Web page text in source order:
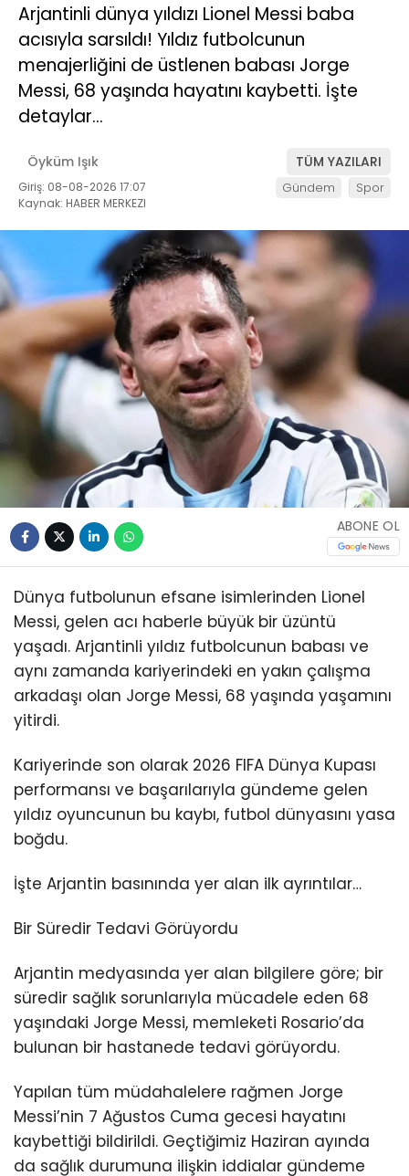
Arjantinli dünya yıldızı Lionel Messi baba
acısıyla sarsıldı! Yıldız futbolcunun
menajerliğini de üstlenen babası Jorge
Messi, 68 yaşında hayatını kaybetti. İşte
detaylar…
Öyküm Işık TÜM YAZILARI
Giriş: 08-08-2026 17:07
Kaynak: HABER MERKEZI
Gündem Spor
ABONE OL
Dünya futbolunun efsane isimlerinden Lionel
Messi, gelen acı haberle büyük bir üzüntü
yaşadı. Arjantinli yıldız futbolcunun babası ve
aynı zamanda kariyerindeki en yakın çalışma
arkadaşı olan Jorge Messi, 68 yaşında yaşamını
yitirdi.
Kariyerinde son olarak 2026 FIFA Dünya Kupası
performansı ve başarılarıyla gündeme gelen
yıldız oyuncunun bu kaybı, futbol dünyasını yasa
boğdu.
İşte Arjantin basınında yer alan ilk ayrıntılar…
Bir Süredir Tedavi Görüyordu
Arjantin medyasında yer alan bilgilere göre; bir
süredir sağlık sorunlarıyla mücadele eden 68
yaşındaki Jorge Messi, memleketi Rosario’da
bulunan bir hastanede tedavi görüyordu.
Yapılan tüm müdahalelere rağmen Jorge
Messi’nin 7 Ağustos Cuma gecesi hayatını
kaybettiği bildirildi. Geçtiğimiz Haziran ayında
da sağlık durumuna ilişkin iddialar gündeme